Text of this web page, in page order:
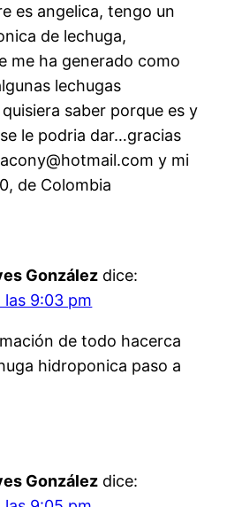
es angelica, tengo un
de lechuga,
me ha generado como
lechugas
saber porque es y
le podria dar…gracias
y mi
de Colombia
González dice:
las 9:03 pm
de todo hacerca
hidroponica paso a
González dice: